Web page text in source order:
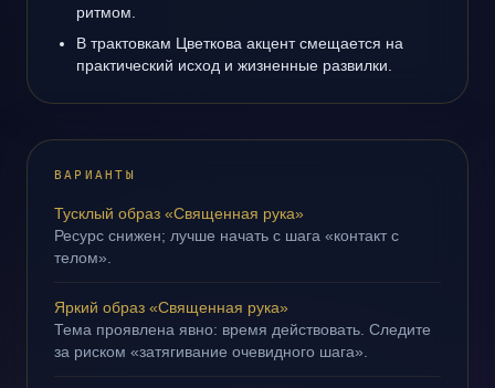
ритмом.
В трактовкам Цветкова акцент смещается на
практический исход и жизненные развилки.
ВАРИАНТЫ
Тусклый образ «Священная рука»
Ресурс снижен; лучше начать с шага «контакт с
телом».
Яркий образ «Священная рука»
Тема проявлена явно: время действовать. Следите
за риском «затягивание очевидного шага».